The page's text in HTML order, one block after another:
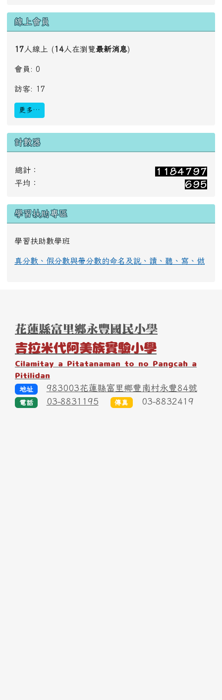
線上會員
17人線上 (14人在瀏覽最新消息)
會員: 0
訪客: 17
更多…
計數器
總計：
平均：
學習扶助專區
學習扶助數學班
真分數、假分數與帶分數的命名及說、讀、聽、寫、做
頁尾區域內容
花蓮縣富里鄉永豐國民小學
吉拉米代阿美族實驗小學
Cilamitay a Pitatanaman to no Pangcah a
Pitilidan
地址 983003花蓮縣富里鄉豐南村永豐84號
電話 03-8831195 傳真 03-8832419